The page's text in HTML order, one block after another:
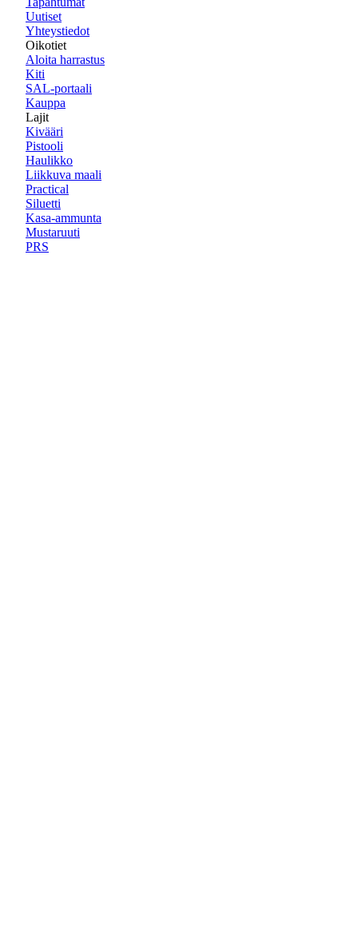
Uutiset
Yhteystiedot
Oikotiet
Aloita harrastus
Kiti
SAL-portaali
Kauppa
Lajit
Kivääri
Pistooli
Haulikko
Liikkuva maali
Practical
Siluetti
Kasa-ammunta
Mustaruuti
PRS